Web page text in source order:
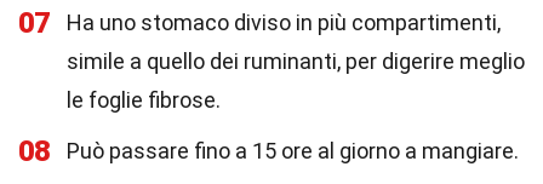
07
Ha uno stomaco diviso in più compartimenti,
simile a quello dei ruminanti, per digerire meglio
le foglie fibrose.
08 Può passare fino a 15 ore al giorno a mangiare.